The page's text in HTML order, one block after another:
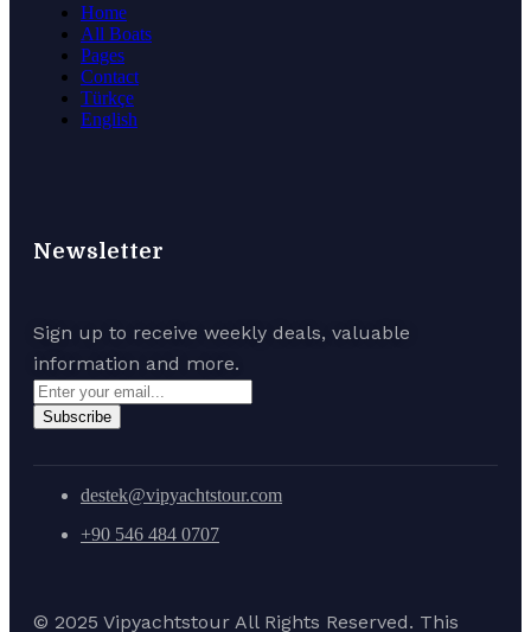
Home
All Boats
Pages
Contact
Türkçe
English
Newsletter
Sign up to receive weekly deals, valuable
information and more.
Subscribe
destek@vipyachtstour.com
+90 546 484 0707
© 2025 Vipyachtstour All Rights Reserved. This